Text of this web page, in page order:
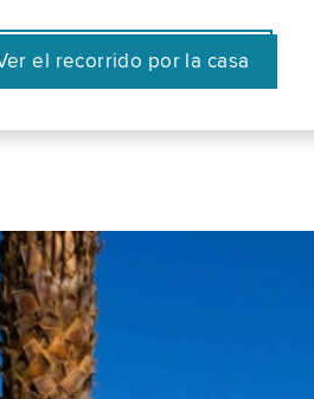
el recorrido por la casa